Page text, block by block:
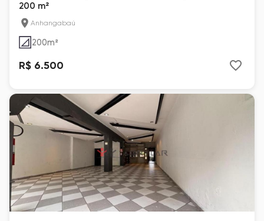
200 m²
Anhangabaú
200m²
R$ 6.500